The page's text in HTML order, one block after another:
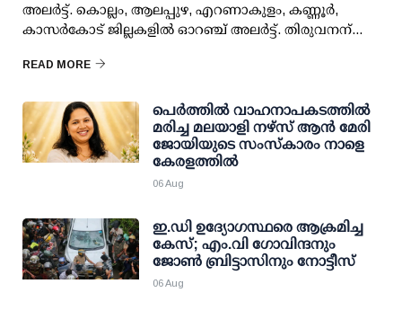
അലര്‍ട്ട്. കൊല്ലം, ആലപ്പുഴ, എറണാകുളം, കണ്ണൂര്‍,
കാസര്‍കോട് ജില്ലകളില്‍ ഓറഞ്ച് അലര്‍ട്ട്. തിരുവനന്...
READ MORE
പെർത്തിൽ വാഹനാപകടത്തിൽ
മരിച്ച മലയാളി നഴ്സ് ആൻ മേരി
ജോയിയുടെ സംസ്കാരം നാളെ
കേരളത്തിൽ
06 Aug
ഇ.ഡി ഉദ്യോഗസ്ഥരെ ആക്രമിച്ച
കേസ്; എം.വി ഗോവിന്ദനും
ജോണ്‍ ബ്രിട്ടാസിനും നോട്ടീസ്
06 Aug